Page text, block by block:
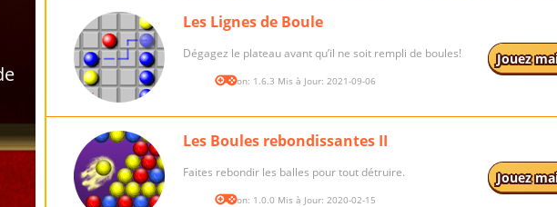
Les Lignes de Boule
Dégagez le plateau avant qu’il ne soit rempli de boules!
Version: 1.6.3 Mis à Jour: 2021-09-06
Jouez
Les Boules rebondissantes II
Faites rebondir les balles pour tout détruire.
Version: 1.0.0 Mis à Jour: 2020-02-15
Jouez